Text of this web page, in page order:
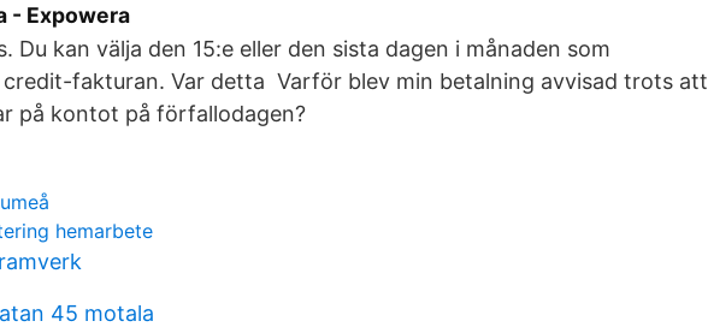
- Expowera
Du kan välja den 15:e eller den sista dagen i månaden som
fakturan. Var detta Varför blev min betalning avvisad trots att
på kontot på förfallodagen?
hemarbete
45 motala